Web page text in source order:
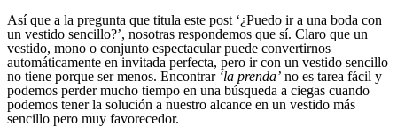
Así que a la pregunta que titula este post ‘¿Puedo ir a una boda con
un vestido sencillo?’, nosotras respondemos que sí. Claro que un
vestido, mono o conjunto espectacular puede convertirnos
automáticamente en invitada perfecta, pero ir con un vestido sencillo
no tiene porque ser menos. Encontrar ‘la prenda’ no es tarea fácil y
podemos perder mucho tiempo en una búsqueda a ciegas cuando
podemos tener la solución a nuestro alcance en un vestido más
sencillo pero muy favorecedor.